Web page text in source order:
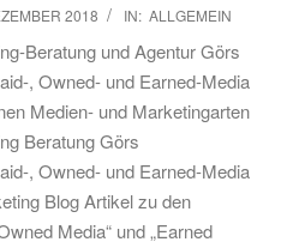
2018 IN: ALLGEMEIN
Beratung und Agentur Görs
, Owned- und Earned-Media
Medien- und Marketingarten
Beratung Görs
, Owned- und Earned-Media
Blog Artikel zu den
Media“ und „Earned